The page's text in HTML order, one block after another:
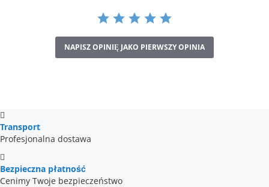
NAPISZ OPINIĘ JAKO PIERWSZY OPINIA
Transport
Profesjonalna dostawa
Bezpieczna płatność
Cenimy Twoje bezpieczeństwo